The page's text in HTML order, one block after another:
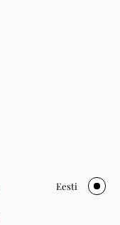
Eesti